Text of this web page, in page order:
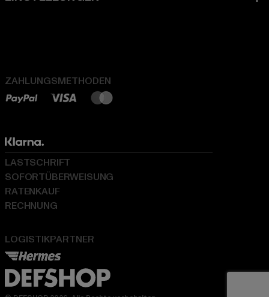
ZAHLUNGSMETHODEN
LOGISTIKPARTNER
LASTSCHRIFT
SOFORTÜBERWEISUNG
RATENKAUF
RECHNUNG